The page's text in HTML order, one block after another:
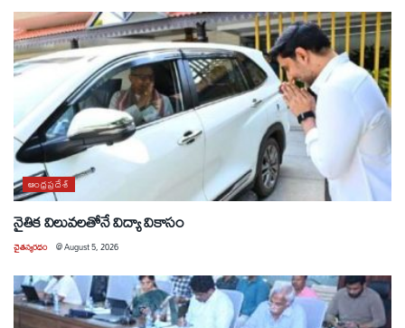
ఆంధ్రప్రదేశ్
నైతిక విలువలతోనే విద్యా వికాసం
చైతన్యరధం @August 5, 2026